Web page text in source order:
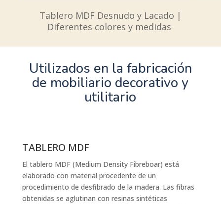
Tablero MDF Desnudo y Lacado |
Diferentes colores y medidas
Utilizados en la fabricación
de mobiliario decorativo y
utilitario
TABLERO MDF
El tablero MDF (Medium Density Fibreboar) está
elaborado con material procedente de un
procedimiento de desfibrado de la madera. Las fibras
obtenidas se aglutinan con resinas sintéticas